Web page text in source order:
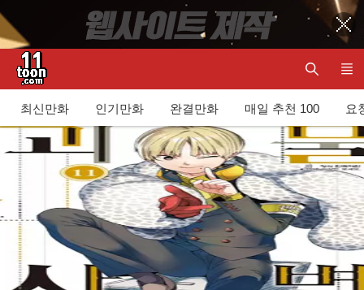
최신만화 인기만화 완결만화 매일 추천 100 요